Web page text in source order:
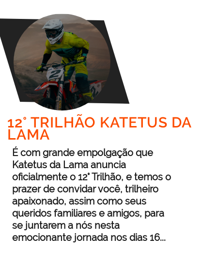
12° TRILHÃO KATETUS DA
LAMA
É com grande empolgação que
Katetus da Lama anuncia
oficialmente o 12° Trilhão, e temos o
prazer de convidar você, trilheiro
apaixonado, assim como seus
queridos familiares e amigos, para
se juntarem a nós nesta
emocionante jornada nos dias 16...